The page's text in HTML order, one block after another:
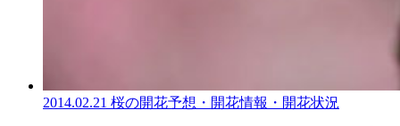
2014.02.21 桜の開花予想・開花情報・開花状況